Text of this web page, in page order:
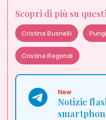
Scopri di più su
Cristina Busnelli
Cristina Regondi
New
Notizie